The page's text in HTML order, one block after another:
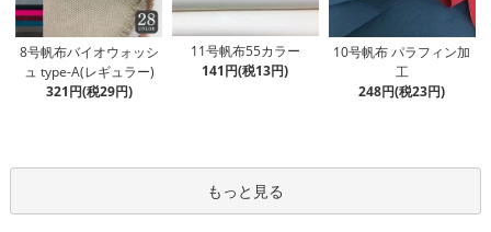
8号帆布バイオウォッシ
ュ type-A(レギュラー)
321円(税29円)
11号帆布55カラー
141円(税13円)
10号帆布 パラフィン加
工
248円(税23円)
もっと見る